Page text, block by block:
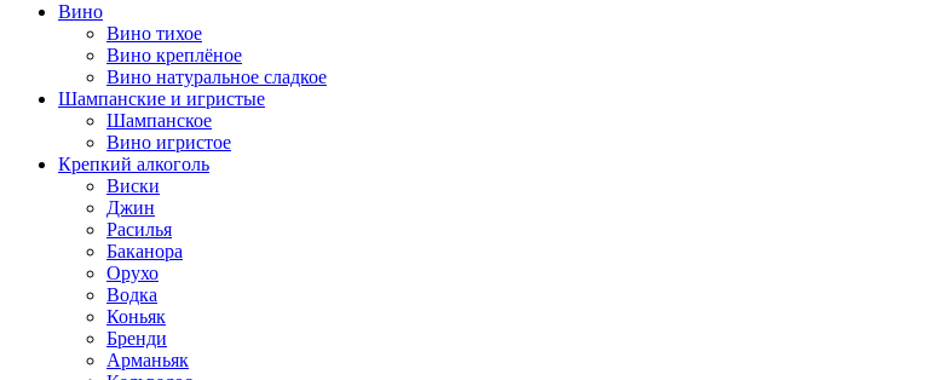
Вино
Вино тихое
Вино креплёное
Вино натуральное сладкое
Шампанские и игристые
Шампанское
Вино игристое
Крепкий алкоголь
Виски
Джин
Расилья
Баканора
Орухо
Водка
Коньяк
Бренди
Арманьяк